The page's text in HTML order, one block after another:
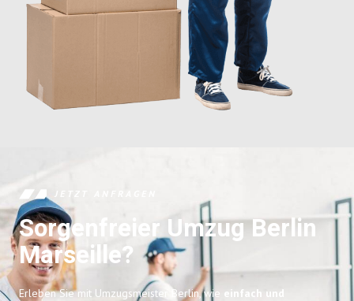
JETZT ANFRAGEN
Sorgenfreier Umzug Berlin
Marseille?
Erleben Sie mit Umzugsmeister Berlin, wie einfach und